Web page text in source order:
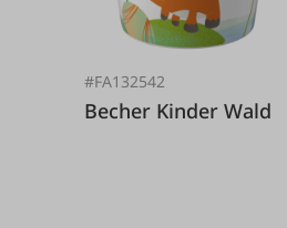
#FA132542
Becher Kinder Wald